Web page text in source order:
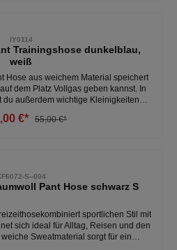
IY0114
Trainingshose dunkelblau,
weiß
Hose aus weichem Material speichert
dem Platz Vollgas geben kannst. In
du außerdem wichtige Kleinigkeiten
elastischer Bund mit Kordelzug -
€* 55,00 €*
S--004
Pant Hose schwarz S
sportlichen Stil mit
sich ideal für Alltag, Reisen und den
Sweatmaterial sorgt für ein